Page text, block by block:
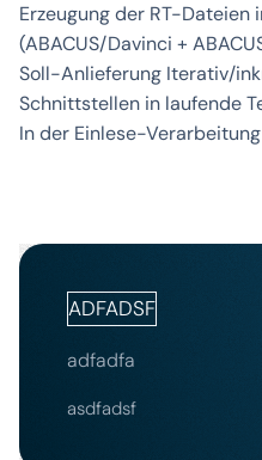
Erzeugung der RT-Dateien
(ABACUS/Davinci +
Soll-Anlieferung Iterativ/
Schnittstellen in laufende
In der Einlese-
ADFADSF
adfadfa
asdfadsf